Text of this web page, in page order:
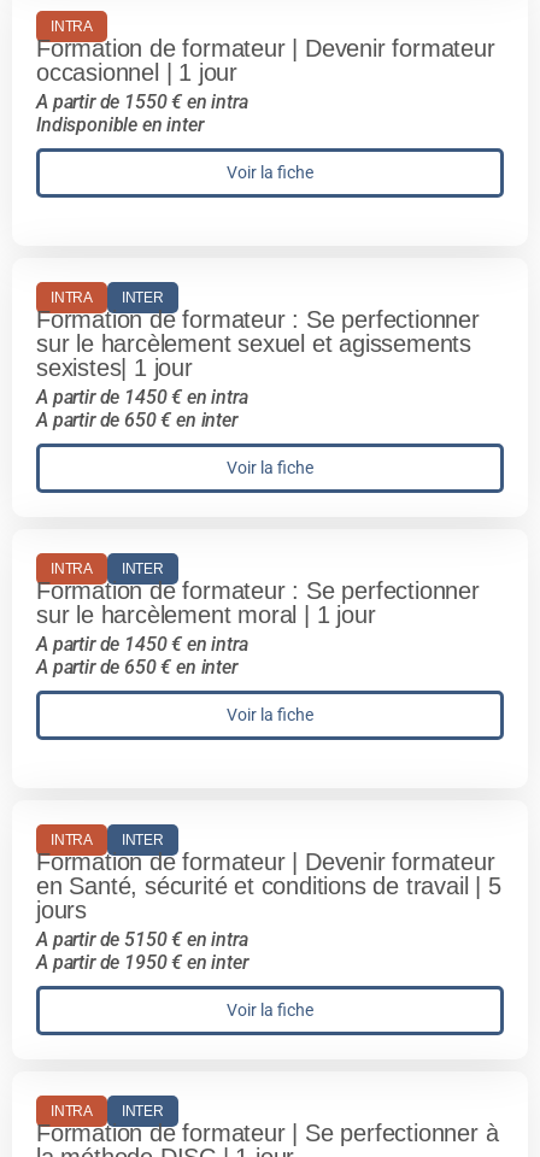
INTRA
Formation de formateur | Devenir formateur
occasionnel | 1 jour
A partir de 1550 € en intra
Indisponible en inter
Voir la fiche
INTRA INTER
Formation de formateur : Se perfectionner
sur le harcèlement sexuel et agissements
sexistes| 1 jour
A partir de 1450 € en intra
A partir de 650 € en inter
Voir la fiche
INTRA INTER
Formation de formateur : Se perfectionner
sur le harcèlement moral | 1 jour
A partir de 1450 € en intra
A partir de 650 € en inter
Voir la fiche
INTRA INTER
Formation de formateur | Devenir formateur
en Santé, sécurité et conditions de travail | 5
jours
A partir de 5150 € en intra
A partir de 1950 € en inter
Voir la fiche
INTRA INTER
Formation de formateur | Se perfectionner à